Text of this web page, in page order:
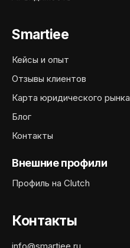
Smartiee
Кейсы и опыт
Отзывы клиентов
Карта юридического рынка
Блог
Контакты
Внешние профили
Профиль на Clutch
Контакты